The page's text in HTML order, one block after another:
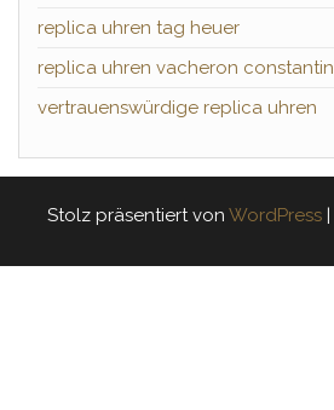
replica uhren tag heuer
replica uhren vacheron constantin
vertrauenswürdige replica uhren
Stolz präsentiert von WordPress |